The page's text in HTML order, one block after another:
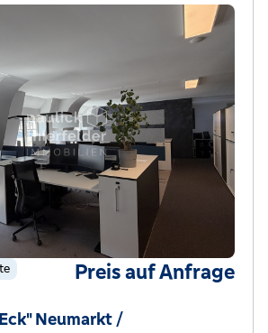
Preis auf Anfrage
Neumarkt /